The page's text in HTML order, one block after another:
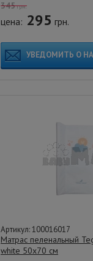
345грн.
цена: 295 грн.
УВЕДОМИТЬ О
Артикул: 100016017
Матрас пеленальный
white 50х70 см